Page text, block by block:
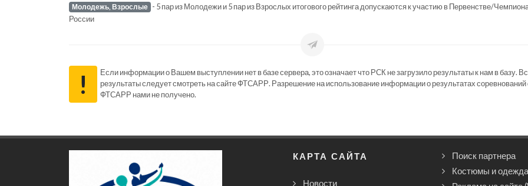
Молодежь, Взрослые - 5 пар из Молодежи и 5 пар из Взрослых итогового рейтинга допускаются к участию в Первенстве/
России
!
Если информации о Вашем выступлении нет в базе сервера, это означает что РСК не загрузило результаты к нам в базу.
результаты следует смотреть на сайте ФТСАРР. Разрешение на использование информации о результатах соревнований
ФТСАРР нами не получено.
КАРТА САЙТА
Новости
Поиск партнера
Костюмы и одежда